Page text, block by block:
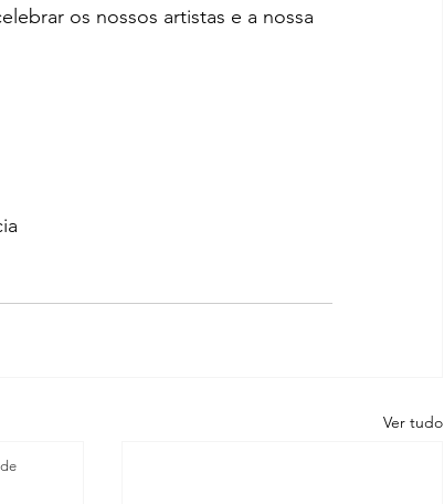
os nossos artistas e a nossa
Ver tudo